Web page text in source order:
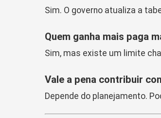
Sim. O governo atualiza a
Quem ganha mais paga
Sim, mas existe um limite
Vale a pena contribuir
Depende do planejamento.